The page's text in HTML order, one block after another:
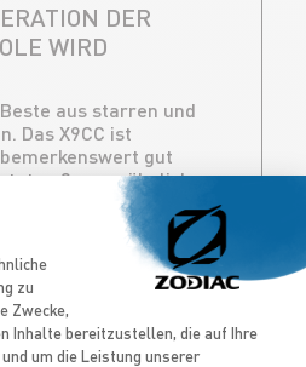
DER
WIRD
aus starren und
Das X9CC ist
gut
außergewöhnlichen
rund um
allen Umständen
zu
Zwecke,
Inhalte bereitzustellen, die auf Ihre
um die Leistung unserer